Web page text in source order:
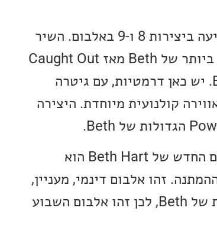
אם אתם שואלים אותי נקודת השיא של האלבום מגיעה ביצירות 8 ו-9 באלבום. השיר
Don’t Call The Police הוא עבורי היצירה הטובה ביותר של Beth מאז Caught Out
In The Rain מהאלבום Bang Bang Boom Boom. יש כאן דרמטיות, עם גיטרה
קולנועית מיוחדת. היצירה
כך שלמרות הפתיחה, שהייתה פחות לטעמי, האלבום החדש של Beth Hart הוא
זהו אלבום דינמי, מעניין,
מרגש וכל הזמן מפתיע וכולל כמה יצירות מהטובות של Beth, לכן זהו אלבום השבוע